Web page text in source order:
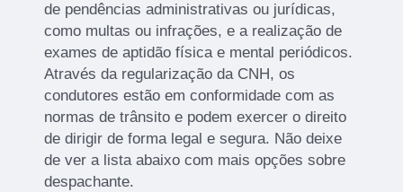
de pendências administrativas ou jurídicas,
como multas ou infrações, e a realização de
exames de aptidão física e mental periódicos.
Através da regularização da CNH, os
condutores estão em conformidade com as
normas de trânsito e podem exercer o direito
de dirigir de forma legal e segura. Não deixe
de ver a lista abaixo com mais opções sobre
despachante.